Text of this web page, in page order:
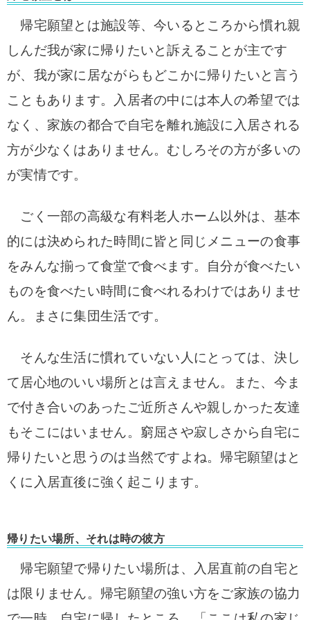
帰宅願望とは施設等、今いるところから慣れ親
しんだ我が家に帰りたいと訴えることが主です
が、我が家に居ながらもどこかに帰りたいと言う
こともあります。入居者の中には本人の希望では
なく、家族の都合で自宅を離れ施設に入居される
方が少なくはありません。むしろその方が多いの
が実情です。
ごく一部の高級な有料老人ホーム以外は、基本
的には決められた時間に皆と同じメニューの食事
をみんな揃って食堂で食べます。自分が食べたい
ものを食べたい時間に食べれるわけではありませ
ん。まさに集団生活です。
そんな生活に慣れていない人にとっては、決し
て居心地のいい場所とは言えません。また、今ま
で付き合いのあったご近所さんや親しかった友達
もそこにはいません。窮屈さや寂しさから自宅に
帰りたいと思うのは当然ですよね。帰宅願望はと
くに入居直後に強く起こります。
帰りたい場所、それは時の彼方
帰宅願望で帰りたい場所は、入居直前の自宅と
は限りません。帰宅願望の強い方をご家族の協力